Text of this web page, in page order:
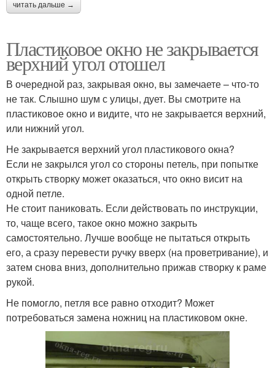
читать дальше →
Пластиковое окно не закрывается
верхний угол отошел
В очередной раз, закрывая окно, вы замечаете – что-то
не так. Слышно шум с улицы, дует. Вы смотрите на
пластиковое окно и видите, что не закрывается верхний,
или нижний угол.
Не закрывается верхний угол пластикового окна?
Если не закрылся угол со стороны петель, при попытке
открыть створку может оказаться, что окно висит на
одной петле.
Не стоит паниковать. Если действовать по инструкции,
то, чаще всего, такое окно можно закрыть
самостоятельно. Лучше вообще не пытаться открыть
его, а сразу перевести ручку вверх (на проветривание), и
затем снова вниз, дополнительно прижав створку к раме
рукой.
Не помогло, петля все равно отходит? Может
потребоваться замена ножниц на пластиковом окне.